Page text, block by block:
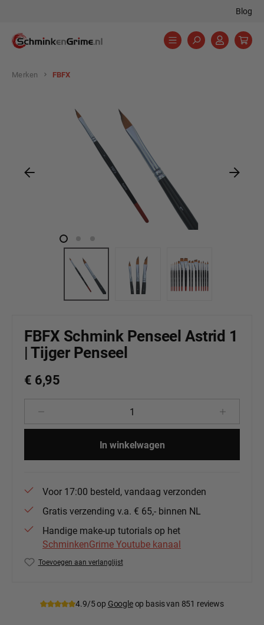
Blog
Merken FBFX
FBFX Schmink Penseel Astrid 1
| Tijger Penseel
€ 6,95
Producthoeveelheid: Voer de
In winkelwagen
Voor 17:00 besteld, vandaag verzonden
Gratis verzending v.a. € 65,- binnen NL
Handige make-up tutorials op het
SchminkenGrime Youtube kanaal
Toevoegen aan verlanglijst
4.9/5 op Googleop basis van 851 reviews